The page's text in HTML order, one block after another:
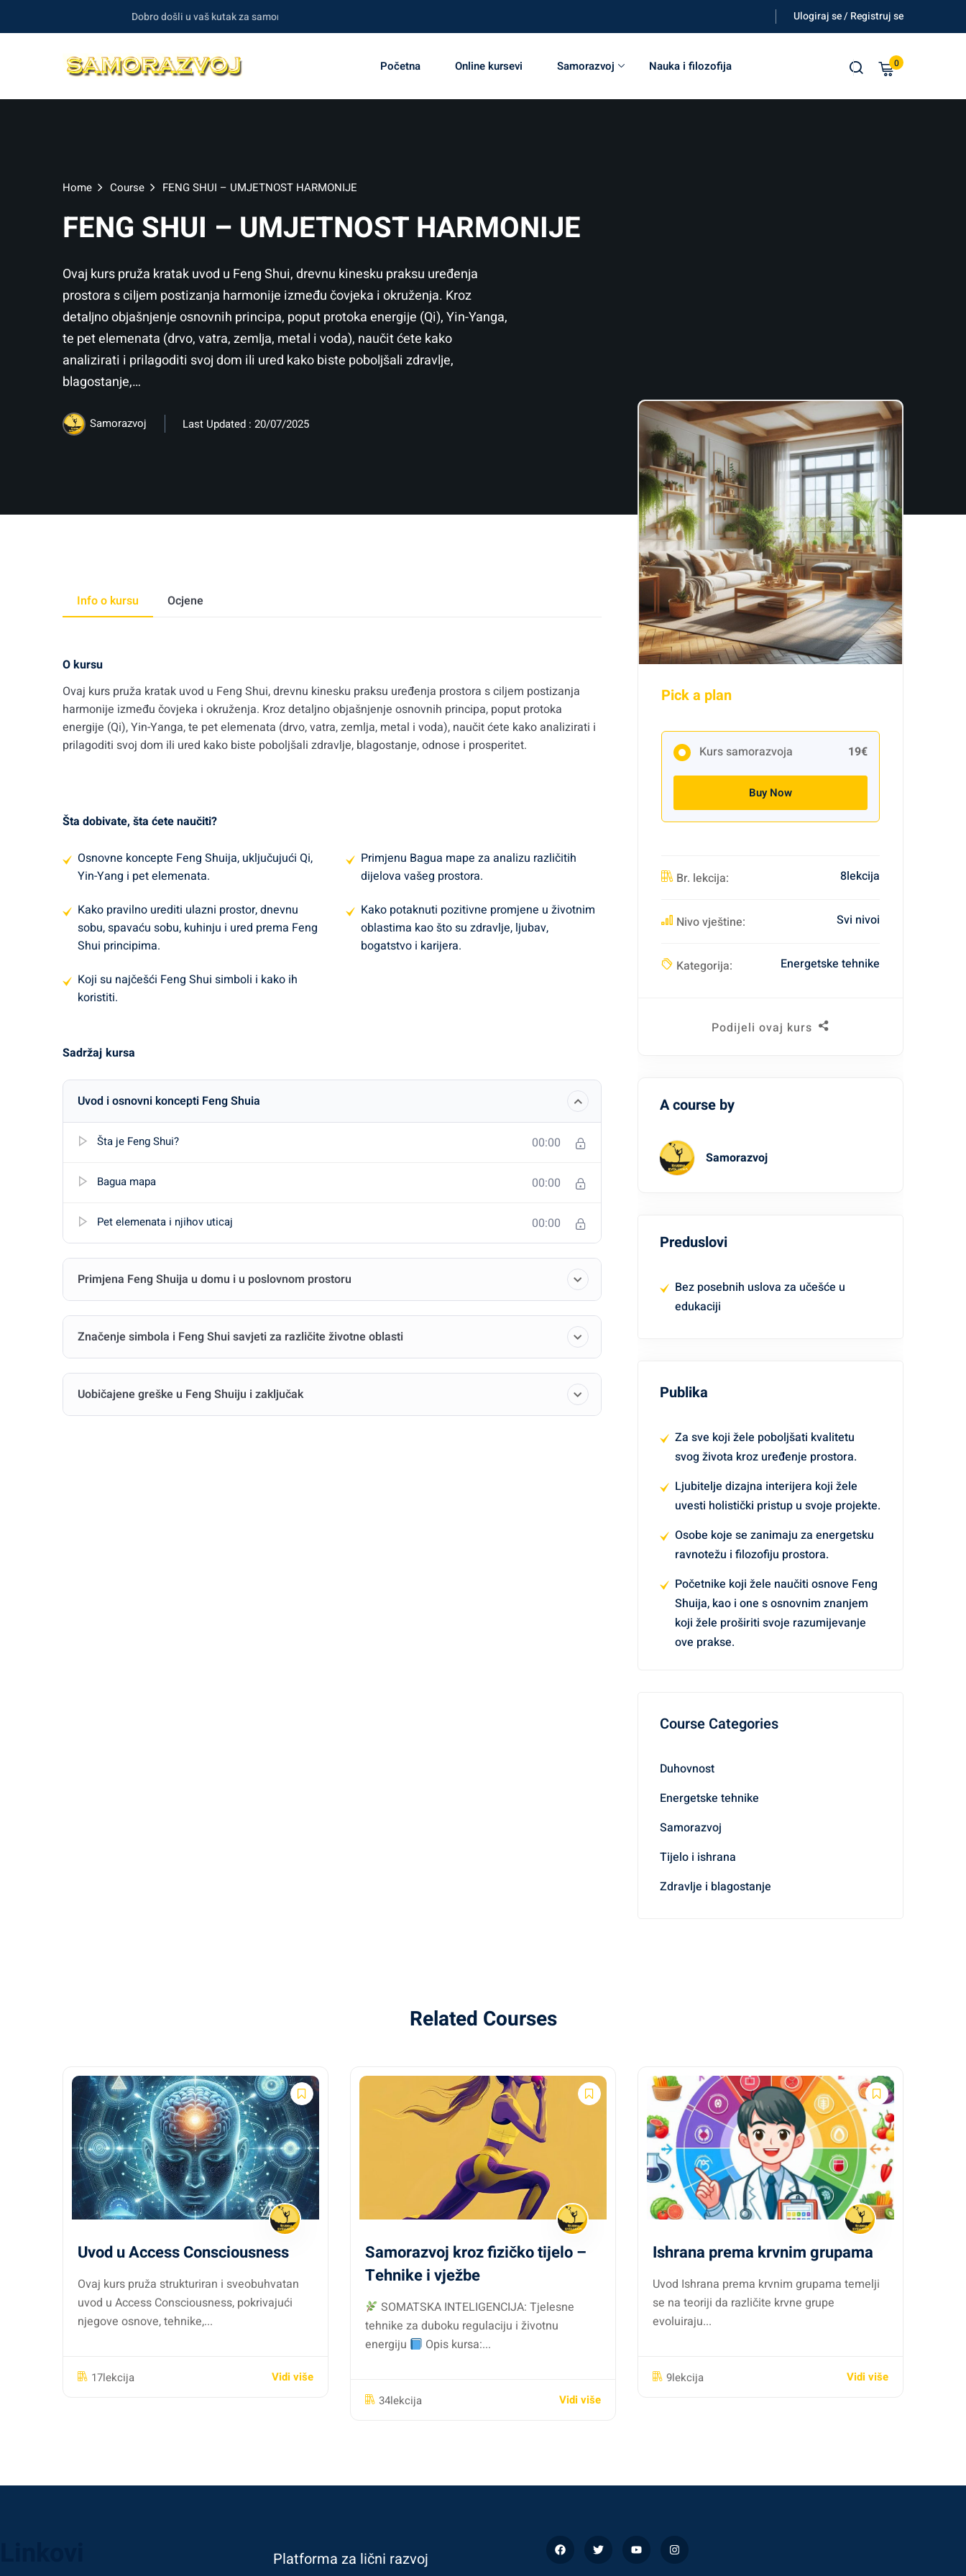
Dobro došli u vaš kutak za samorazvoj i duhovnost! Ulogiraj se / Registruj se
Početna Online kursevi Samorazvoj Nauka i filozofija 0
Home Course FENG SHUI – UMJETNOST HARMONIJE
FENG SHUI – UMJETNOST HARMONIJE
Ovaj kurs pruža kratak uvod u Feng Shui, drevnu kinesku praksu uređenja
prostora s ciljem postizanja harmonije između čovjeka i okruženja. Kroz
detaljno objašnjenje osnovnih principa, poput protoka energije (Qi), Yin-Yanga,
te pet elemenata (drvo, vatra, zemlja, metal i voda), naučit ćete kako
analizirati i prilagoditi svoj dom ili ured kako biste poboljšali zdravlje,
blagostanje,…
Samorazvoj Last Updated : 20/07/2025
Info o kursu Ocjene
O kursu
Ovaj kurs pruža kratak uvod u Feng Shui, drevnu kinesku praksu uređenja prostora s ciljem postizanja
harmonije između čovjeka i okruženja. Kroz detaljno objašnjenje osnovnih principa, poput protoka
energije (Qi), Yin-Yanga, te pet elemenata (drvo, vatra, zemlja, metal i voda), naučit ćete kako analizirati i
prilagoditi svoj dom ili ured kako biste poboljšali zdravlje, blagostanje, odnose i prosperitet.
Šta dobivate, šta ćete naučiti?
Osnovne koncepte Feng Shuija, uključujući Qi,
Yin-Yang i pet elemenata.
Primjenu Bagua mape za analizu različitih
dijelova vašeg prostora.
Kako pravilno urediti ulazni prostor, dnevnu
sobu, spavaću sobu, kuhinju i ured prema Feng
Shui principima.
Kako potaknuti pozitivne promjene u životnim
oblastima kao što su zdravlje, ljubav,
bogatstvo i karijera.
Koji su najčešći Feng Shui simboli i kako ih
koristiti.
Sadržaj kursa
Uvod i osnovni koncepti Feng Shuia
Šta je Feng Shui? 00:00
Bagua mapa 00:00
Pet elemenata i njihov uticaj 00:00
Primjena Feng Shuija u domu i u poslovnom prostoru
Značenje simbola i Feng Shui savjeti za različite životne oblasti
Uobičajene greške u Feng Shuiju i zaključak
Pick a plan
Kurs samorazvoja 19€
Buy Now
Br. lekcija: 8lekcija
Nivo vještine: Svi nivoi
Kategorija: Energetske tehnike
Podijeli ovaj kurs
A course by
Samorazvoj
Preduslovi
Bez posebnih uslova za učešće u
edukaciji
Publika
Za sve koji žele poboljšati kvalitetu
svog života kroz uređenje prostora.
Ljubitelje dizajna interijera koji žele
uvesti holistički pristup u svoje projekte.
Osobe koje se zanimaju za energetsku
ravnotežu i filozofiju prostora.
Početnike koji žele naučiti osnove Feng
Shuija, kao i one s osnovnim znanjem
koji žele proširiti svoje razumijevanje
ove prakse.
Course Categories
Duhovnost
Energetske tehnike
Samorazvoj
Tijelo i ishrana
Zdravlje i blagostanje
Related Courses
Uvod u Access Consciousness
Ovaj kurs pruža strukturiran i sveobuhvatan
uvod u Access Consciousness, pokrivajući
njegove osnove, tehnike,...
17lekcija Vidi više
Samorazvoj kroz fizičko tijelo –
Tehnike i vježbe
SOMATSKA INTELIGENCIJA: Tjelesne
tehnike za duboku regulaciju i životnu
energiju
Opis kursa:...
34lekcija Vidi više
Ishrana prema krvnim grupama
Uvod Ishrana prema krvnim grupama temelji
se na teoriji da različite krvne grupe
evoluiraju...
9lekcija Vidi više
Platforma za lični razvoj